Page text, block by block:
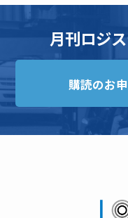
月刊ロジ
購読のお